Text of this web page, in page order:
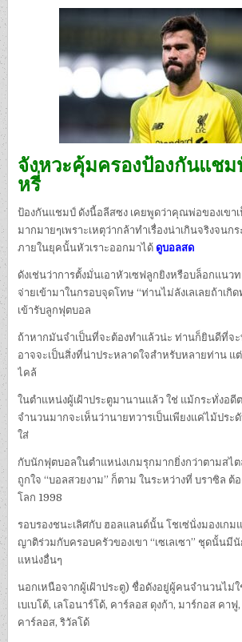
จังหวะคุ้มครองป้องกันแชม
หรี่
ป้องกันแชมป์ ดังนี้อลีสซง เคยพูดว่าคุณพ่อของเขา
มากมายๆเพราะเหตุว่ากล้าทำเรื่องน่าเกินจริงจน
ภายในยุคนั้นหัวเราะออกมาได้ ดูบอลสด
ดังเช่นว่าการตั้งมั่นเอาหัวเซฟลูกยิงหรือบล็อกแนว
จ่ายเข้ามาในกรอบจุดโทษ “ท่านไม่ลังเลเลยถ้าเกิ
เข้ารับลูกฟุตบอล
ถ้าหากมันจำเป็นที่จะต้องทำแล้วน่ะ ท่านก็ยินดีที่จะ
อาจจะเป็นสิ่งที่น่าประหลาดใจสำหรับหลายท่าน แ
ไคล้
ในตำแหน่งผู้เฝ้าประตูมานานแล้ว ใช่ แม้กระทั่งอ
จำนวนมากจะเห็นว่านายทวารเป็นเพียงแค่ไม้ประ
ใส่
กับนักฟุตบอลในตำแหน่งเกมรุกมากยิ่งกว่าตามสไ
ถูกใจ “บอลสวยงาม” ก็ตาม ในระหว่างที่ บราซิล ต้
โลก 1998
รอบรองชนะเลิศกับ ฮอลแลนด์นั้น โชเซ่นั่งมองเก
ญาติร่วมกับครอบครัวของเขา “เซเลเซา” ชุดนั้นมี
แหน่งอื่นๆ
นอกเหนือจากผู้เฝ้าประตู) ชื่อดังอยู่ผู้คนจำนวนไม่
เบเบโต้, เลโอนาร์โด้, คาร์ลอส ดุงก้า, มาร์กอส คา
คาร์ลอส, ริวัลโด้